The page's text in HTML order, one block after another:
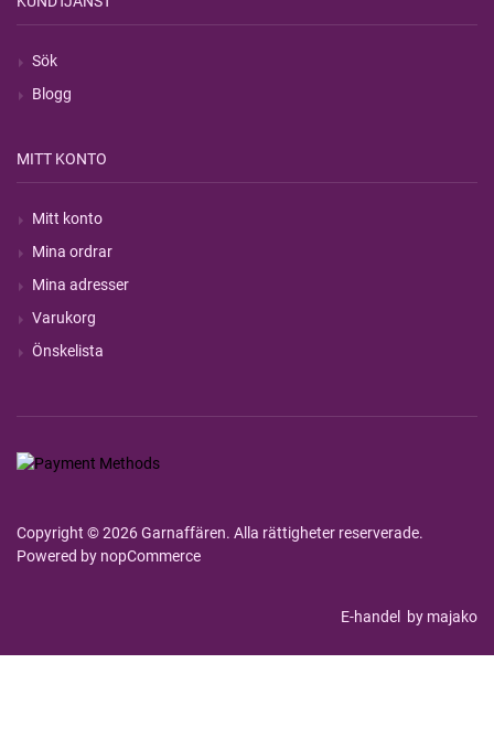
Sök
Blogg
MITT KONTO
Mitt konto
Mina ordrar
Mina adresser
Varukorg
Önskelista
Copyright © 2026 Garnaffären. Alla rättigheter reserverade.
Powered by nopCommerce
E-handel by majako